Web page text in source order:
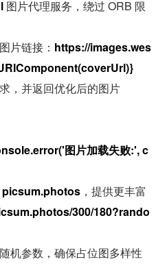
图片代理服务，绕过 ORB 限
片链接： https://images.wes
，并返回优化后的图片
图片加载失败:', c
picsum.photos ，提供更丰富
300/180?rando
机参数，确保占位图多样性